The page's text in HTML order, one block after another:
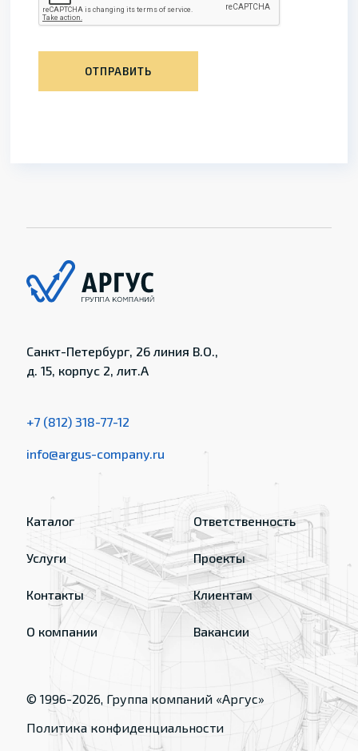
ОТПРАВИТЬ
Санкт-Петербург, 26 линия В.О.,
д. 15, корпус 2, лит.А
+7 (812) 318-77-12
info@argus-company.ru
Каталог
Услуги
Контакты
О компании
Ответственность
Проекты
Клиентам
Вакансии
© 1996-2026, Группа компаний «Аргус»
Политика конфиденциальности